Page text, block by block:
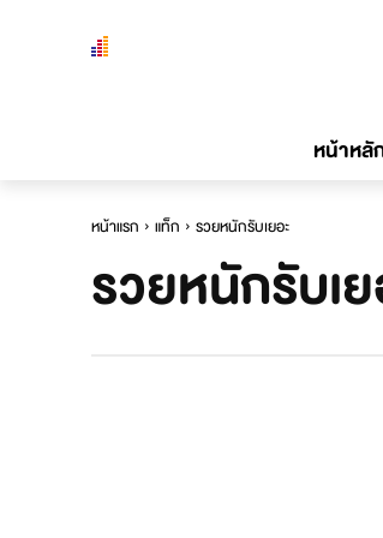
หน้าหลั
หน้าแรก แท็ก รวยหนักรับเยอะ
รวยหนักรับเ